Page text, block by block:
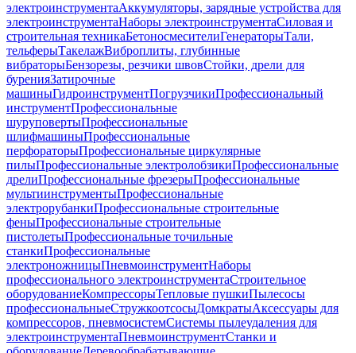
электроинструментаАккумуляторы, зарядные устройства для
электроинструментаНаборы электроинструментаСиловая и
строительная техникаБетоносмесителиГенераторыТали,
тельферыТакелажВиброплиты, глубинные
вибраторыБензорезы, резчики швовСтойки, дрели для
буренияЗатирочные
машиныГидроинструментПогрузчикиПрофессиональный
инструментПрофессиональные
шуруповертыПрофессиональные
шлифмашиныПрофессиональные
перфораторыПрофессиональные циркулярные
пилыПрофессиональные электролобзикиПрофессиональные
дрелиПрофессиональные фрезерыПрофессиональные
мультиинструментыПрофессиональные
электрорубанкиПрофессиональные строительные
феныПрофессиональные строительные
пистолетыПрофессиональные точильные
станкиПрофессиональные
электроножницыПневмоинструментНаборы
профессионального электроинструментаСтроительное
оборудованиеКомпрессорыТепловые пушкиПылесосы
профессиональныеСтружкоотсосыДомкратыАксессуары для
компрессоров, пневмосистемСистемы пылеудаления для
электроинструментаПневмоинструментСтанки и